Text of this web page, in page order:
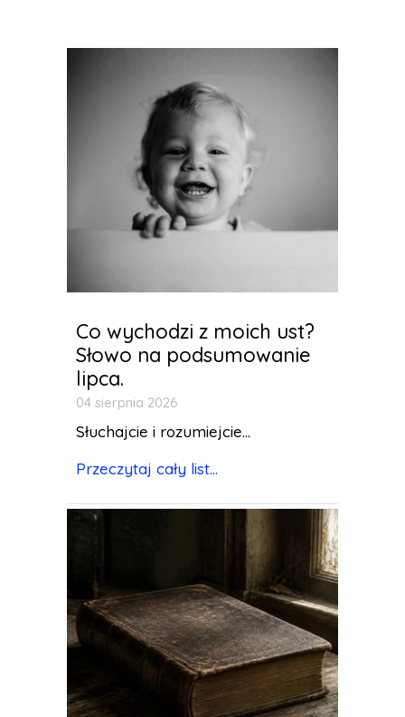
Co wychodzi z moich ust?
Słowo na podsumowanie
lipca.
04 sierpnia 2026
Słuchajcie i rozumiejcie...
Przeczytaj cały list...